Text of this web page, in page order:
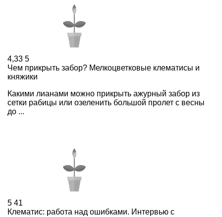
4,33 5
Чем прикрыть забор? Мелкоцветковые клематисы и
княжики
Какими лианами можно прикрыть ажурный забор из
сетки рабицы или озеленить большой пролет с весны
до ...
5 41
Клематис: работа над ошибками. Интервью с